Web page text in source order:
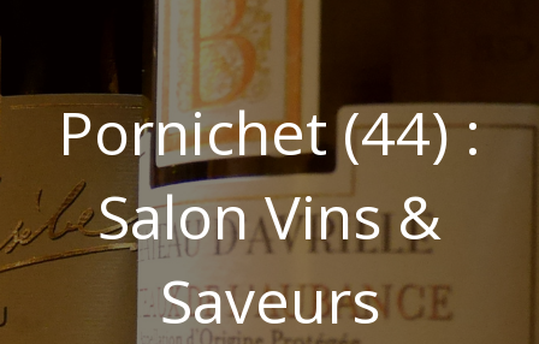
Pornichet (44) :
Salon Vins &
Saveurs